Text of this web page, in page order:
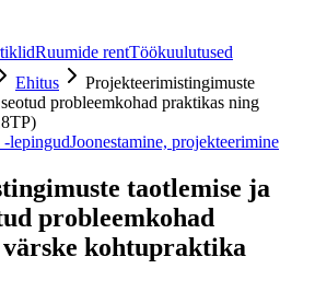
Ruumide rentTöökuulutused
Ehitus
Projekteerimistingimuste
probleemkohad praktikas ning
-lepingudJoonestamine, projekteerimine
taotlemise ja
probleemkohad
kohtupraktika